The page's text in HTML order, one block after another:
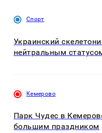
Спорт
Украинский
нейтральным
Кемерово
Парк Чудес в
большим праздником